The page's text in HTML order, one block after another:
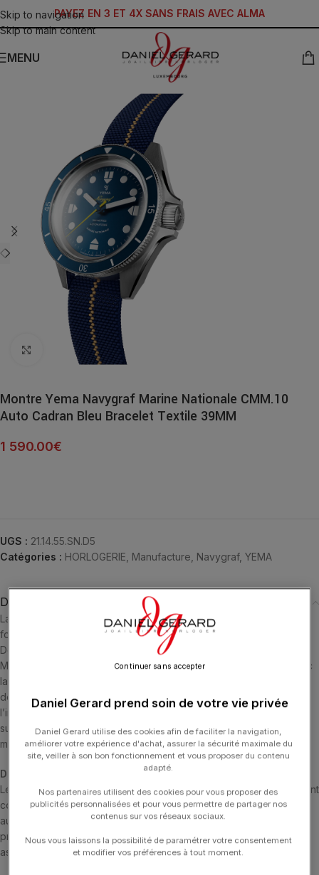
Skip to navigation
Skip to main content
PAYEZ EN 3 ET 4X SANS FRAIS AVEC ALMA
MENU
Click to enlarge
Montre Yema Navygraf Marine Nationale CMM.10
Auto Cadran Bleu Bracelet Textile 39MM
1 590.00€
UGS : 21.14.55.SN.D5
Catégories : HORLOGERIE Manufacture Navygraf, YEMA
Description
La notion du temps est capitale pour les marins en mission, à plus
forte raison lorsqu’ils sont envoyés aux 4 coins du monde.
Destinée aux professionnels du monde maritime, la Navygraf
Marine nationale a été conçue et développée conjointement avec
la Marine nationale. Cette nouvelle Navygraf et son cadran inspiré
de la Navygraf II des années 1970, arbore les couleurs et
l’inscription de la Marine nationale, l’ancre des galons embossée
sur la couronne et est équipée pour la première fois de notre
mouvement Manufacture, le CMM.10.
DESIGN YEMA x MARINE NATIONALE
Les montres militaires en collaboration avec la Marine nationale sont
conçues et développées conjointement dans le but de répondre
aux exigences d’utilisation que peuvent représenter ces modèles
professionnels. Toutes nos montres sont soigneusement
assemblées au sein de nos ateliers de Morteau en France.
Daniel Gerard prend soin de votre vie privée
Daniel Gerard utilise des cookies afin de faciliter la navigation,
améliorer votre expérience d'achat, assurer la sécurité maximale du
site, veiller à son bon fonctionnement et vous proposer du contenu
adapté.
Nos partenaires utilisent des cookies pour vous proposer des
publicités personnalisées et pour vous permettre de partager nos
contenus sur vos réseaux sociaux.
Nous vous laissons la possibilité de paramétrer votre consentement
et modifier vos préférences à tout moment.
Continuer sans accepter